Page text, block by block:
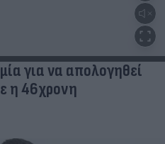
για να απολογηθεί
η 46χρονη